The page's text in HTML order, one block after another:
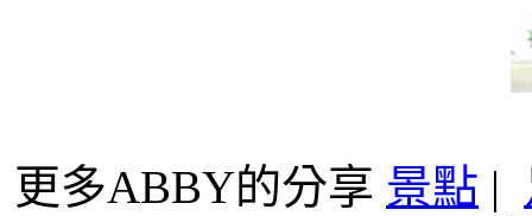
更多ABBY的分享 景點 |